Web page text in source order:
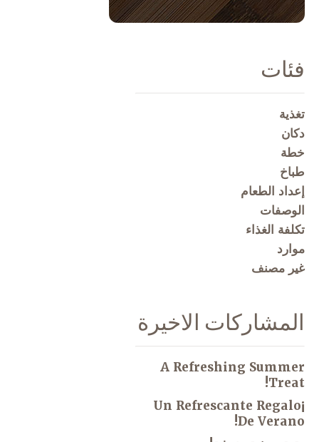
فئات
تغذية
دكان
خطة
طباخ
إعداد الطعام
الوصفات
تكلفة الغذاء
موارد
غير مصنف
المشاركات الاخيرة
A Refreshing Summer
Treat!
¡Un Refrescante Regalo
De Verano!